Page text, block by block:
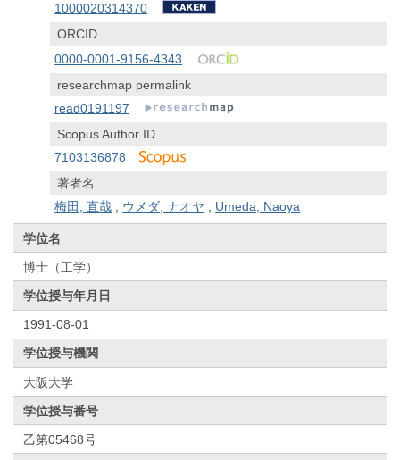
1000020314370
ORCID
0000-0001-9156-4343
researchmap permalink
read0191197
Scopus Author ID
7103136878
著者名
梅田, 直哉 ; ウメダ, ナオヤ ; Umeda, Naoya
学位名
博士（工学）
学位授与年月日
1991-08-01
学位授与機関
大阪大学
学位授与番号
乙第05468号